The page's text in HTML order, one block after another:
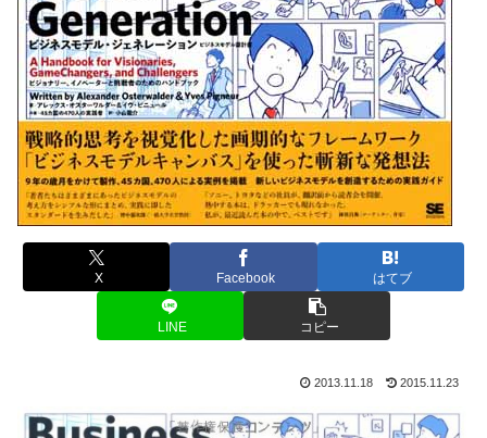
X Facebook はてブ
LINE コピー
2013.11.18 2015.11.23